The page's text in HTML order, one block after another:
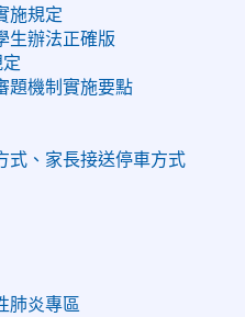
施規定
生辦法正確版
定
題機制實施要點
式、家長接送停車方式
肺炎專區